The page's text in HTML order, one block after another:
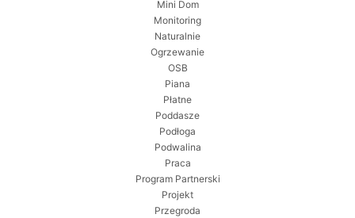
Mini Dom
Monitoring
Naturalnie
Ogrzewanie
OSB
Piana
Płatne
Poddasze
Podłoga
Podwalina
Praca
Program Partnerski
Projekt
Przegroda